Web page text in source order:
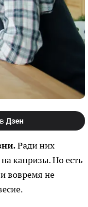
Ради них
капризы. Но есть
вовремя не